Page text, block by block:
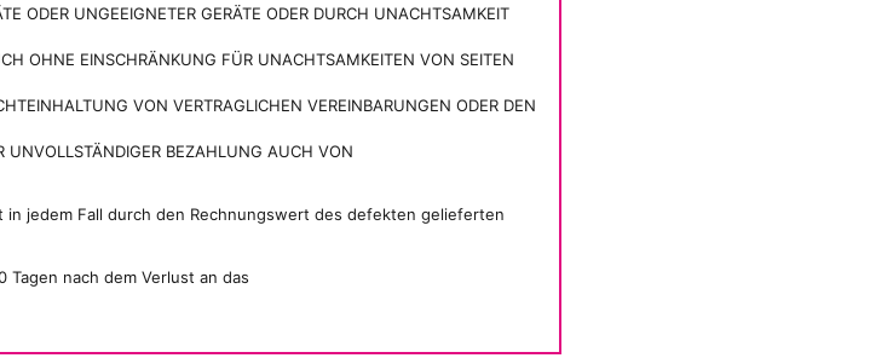
ODER UNGEEIGNETER GERÄTE ODER DURCH UNACHTSAMKEIT
OHNE EINSCHRÄNKUNG FÜR UNACHTSAMKEITEN VON SEITEN
VON VERTRAGLICHEN VEREINBARUNGEN ODER DEN
UNVOLLSTÄNDIGER BEZAHLUNG AUCH VON
in jedem Fall durch den Rechnungswert des defekten gelieferten
nach dem Verlust an das